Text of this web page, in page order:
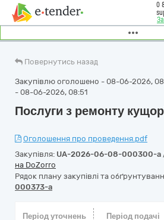
0
Повернутись назад
Закупівлю оголошено - 08-06-2026,
- 08-06-2026, 08:51
Послуги з ремонту
Оголошення про проведення.pdf
Закупівля: UA-2026-06-08-000300-a
на DoZorro
Рядок плану закупівлі та
000373-a
Період уточнень
Період подачі